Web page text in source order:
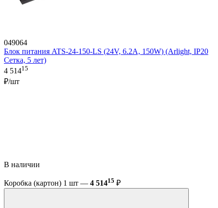
049064
Блок питания ATS-24-150-LS (24V, 6.2A, 150W) (Arlight, IP20
Сетка, 5 лет)
4 51415
₽/шт
В наличии
Коробка (картон) 1 шт — 4 51415 ₽